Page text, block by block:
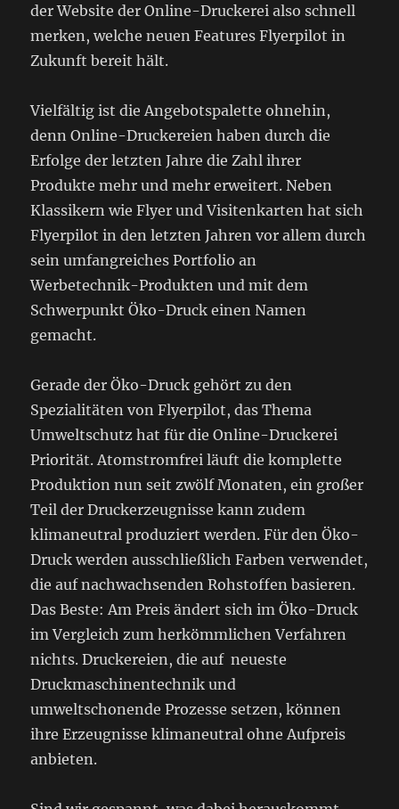
der Website der Online-Druckerei also schnell
merken, welche neuen Features Flyerpilot in
Zukunft bereit hält.
Vielfältig ist die Angebotspalette ohnehin,
denn Online-Druckereien haben durch die
Erfolge der letzten Jahre die Zahl ihrer
Produkte mehr und mehr erweitert. Neben
Klassikern wie Flyer und Visitenkarten hat sich
Flyerpilot in den letzten Jahren vor allem durch
sein umfangreiches Portfolio an
Werbetechnik-Produkten und mit dem
Schwerpunkt Öko-Druck einen Namen
gemacht.
Gerade der Öko-Druck gehört zu den
Spezialitäten von Flyerpilot, das Thema
Umweltschutz hat für die Online-Druckerei
Priorität. Atomstromfrei läuft die komplette
Produktion nun seit zwölf Monaten, ein großer
Teil der Druckerzeugnisse kann zudem
klimaneutral produziert werden. Für den Öko-
Druck werden ausschließlich Farben verwendet,
die auf nachwachsenden Rohstoffen basieren.
Das Beste: Am Preis ändert sich im Öko-Druck
im Vergleich zum herkömmlichen Verfahren
nichts. Druckereien, die auf neueste
Druckmaschinentechnik und
umweltschonende Prozesse setzen, können
ihre Erzeugnisse klimaneutral ohne Aufpreis
anbieten.